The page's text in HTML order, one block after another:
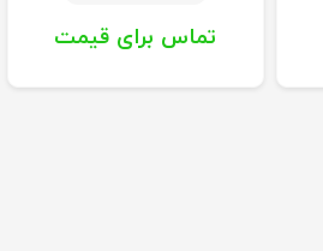
تماس برای قیمت